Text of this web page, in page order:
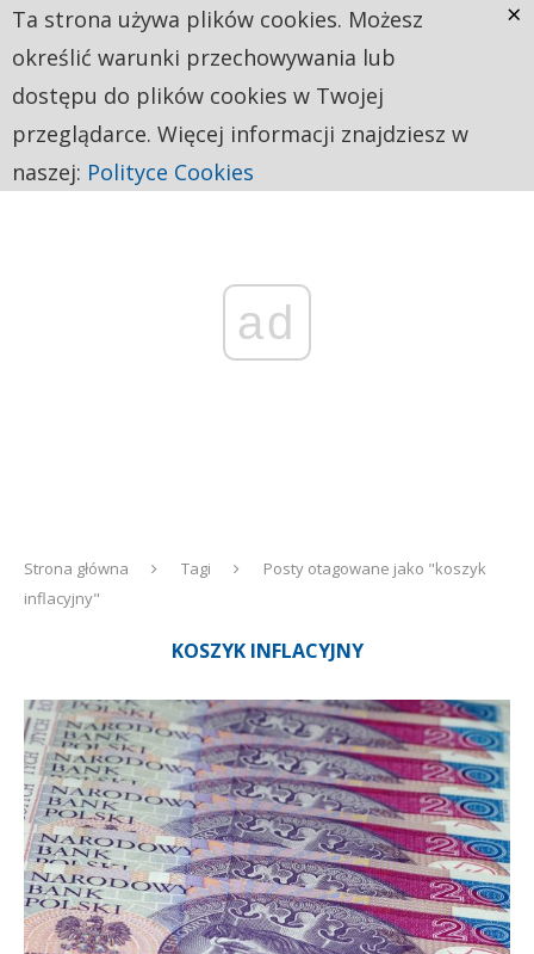
ad
Strona główna Tagi
Posty otagowane jako "koszyk
inflacyjny"
KOSZYK INFLACYJNY
Ta strona używa plików cookies. Możesz
określić warunki przechowywania lub
dostępu do plików cookies w Twojej
przeglądarce. Więcej informacji znajdziesz w
naszej: Polityce Cookies
×